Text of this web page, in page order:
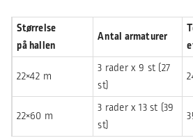
Størrelse
på hallen
Antal armaturer
22×42 m
3 rader x 9 st (27
st)
22×60 m
3 rader x 13 st (39
st)